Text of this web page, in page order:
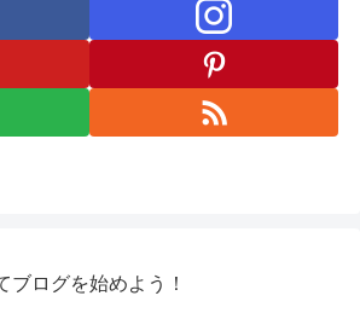
ブログを始めよう！